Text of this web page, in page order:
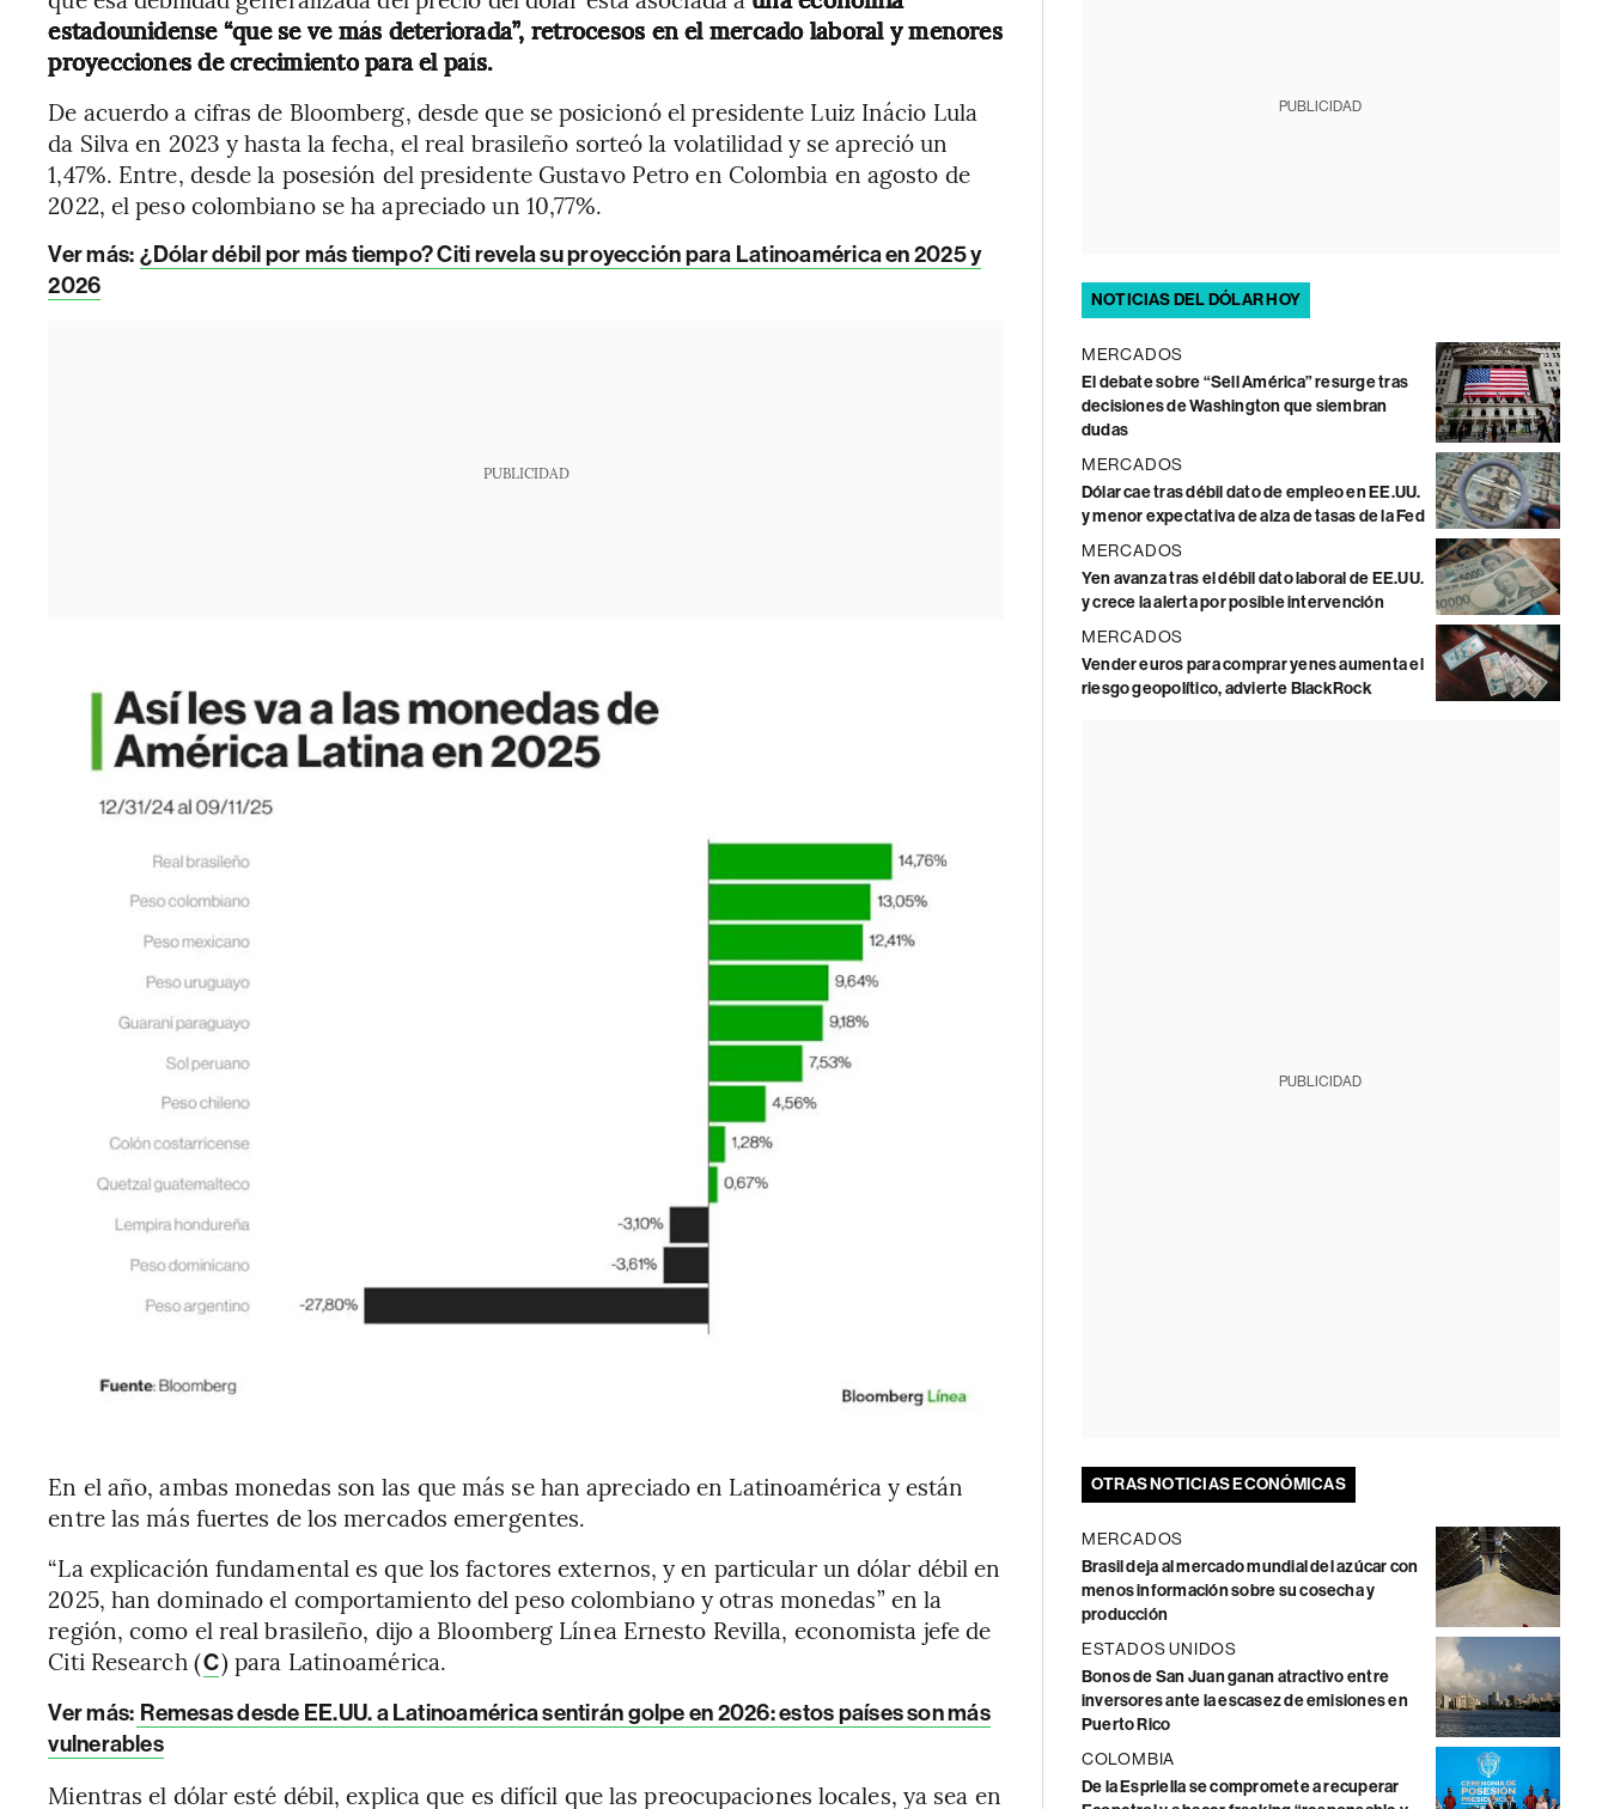
estadounidense “que se ve más deteriorada”, retrocesos en el mercado laboral y menores
proyecciones de crecimiento para el país.
De acuerdo a cifras de Bloomberg, desde que se posicionó el presidente Luiz Inácio Lula
da Silva en 2023 y hasta la fecha, el real brasileño sorteó la volatilidad y se apreció un
1,47%. Entre, desde la posesión del presidente Gustavo Petro en Colombia en agosto de
2022, el peso colombiano se ha apreciado un 10,77%.
Ver más: ¿Dólar débil por más tiempo? Citi revela su proyección para Latinoamérica en 2025 y
2026
PUBLICIDAD
En el año, ambas monedas son las que más se han apreciado en Latinoamérica y están
entre las más fuertes de los mercados emergentes.
“La explicación fundamental es que los factores externos, y en particular un dólar débil en
2025, han dominado el comportamiento del peso colombiano y otras monedas” en la
región, como el real brasileño, dijo a Bloomberg Línea Ernesto Revilla, economista jefe de
Citi Research (C) para Latinoamérica.
Ver más: Remesas desde EE.UU. a Latinoamérica sentirán golpe en 2026: estos países son más
vulnerables
Mientras el dólar esté débil, explica que es difícil que las preocupaciones locales, ya sea en
PUBLICIDAD
NOTICIAS DEL DÓLAR HOY
MERCADOS
El debate sobre “Sell América” resurge tras
decisiones de Washington que siembran
dudas
MERCADOS
Dólar cae tras débil dato de empleo en EE.UU.
y menor expectativa de alza de tasas de la Fed
MERCADOS
Yen avanza tras el débil dato laboral de EE.UU.
y crece la alerta por posible intervención
MERCADOS
Vender euros para comprar yenes aumenta el
riesgo geopolítico, advierte BlackRock
PUBLICIDAD
OTRAS NOTICIAS ECONÓMICAS
MERCADOS
Brasil deja al mercado mundial del azúcar con
menos información sobre su cosecha y
producción
ESTADOS UNIDOS
Bonos de San Juan ganan atractivo entre
inversores ante la escasez de emisiones en
Puerto Rico
COLOMBIA
De la Espriella se compromete a recuperar